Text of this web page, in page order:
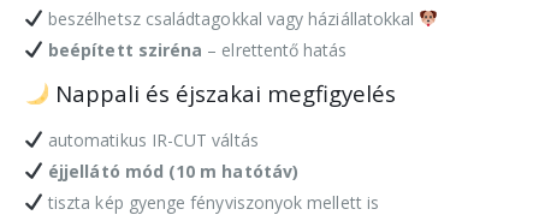
beszélhetsz családtagokkal vagy háziállatokkal
beépített sziréna – elrettentő hatás
Nappali és éjszakai megfigyelés
automatikus IR-CUT váltás
éjjellátó mód (10 m hatótáv)
tiszta kép gyenge fényviszonyok mellett is